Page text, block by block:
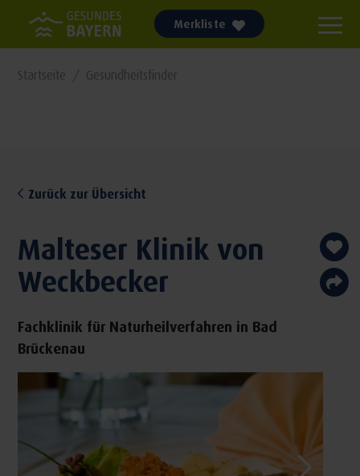
Merkliste
Startseite Gesundheitsfinder
Zurück zur Übersicht
Malteser Klinik von
Weckbecker
Fachklinik für Naturheilverfahren in Bad
Brückenau